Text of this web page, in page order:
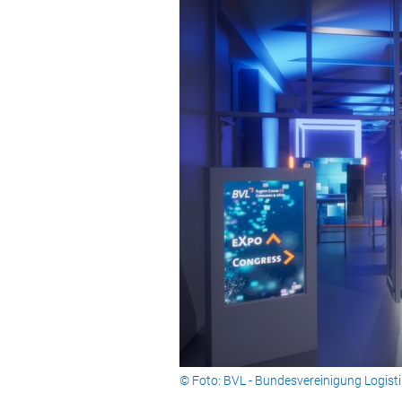
© Foto: BVL - Bundesvereinigung